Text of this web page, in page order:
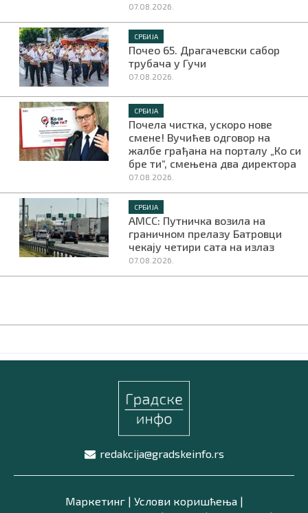
07.08.2026.
СРБИЈА
Почео 65. Драгачевски сабор
трубача у Гучи
07.08.2026.
СРБИЈА
Почела чистка, ускоро нове
смене! Вучићев одговор на
жалбе грађана на порталу „Ко си
бре ти“, смењена два директора
07.08.2026.
СРБИЈА
АМСС: Путничка возила на
граничном прелазу Батровци
чекају четири сата на излаз
07.08.2026.
redakcija@gradskeinfo.rs
Маркетинг| Услови коришћења|